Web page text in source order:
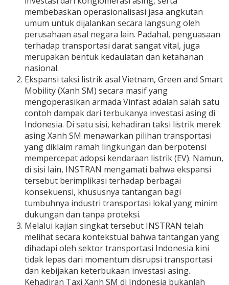
membebaskan operasionalisasi jasa angkutan
umum untuk dijalankan secara langsung oleh
perusahaan asal negara lain. Padahal, penguasaan
terhadap transportasi darat sangat vital, juga
merupakan bentuk kedaulatan dan ketahanan
nasional.
Ekspansi taksi listrik asal Vietnam, Green and Smart
Mobility (Xanh SM) secara masif yang
mengoperasikan armada Vinfast adalah salah satu
contoh dampak dari terbukanya investasi asing di
Indonesia. Di satu sisi, kehadiran taksi listrik merek
asing Xanh SM menawarkan pilihan transportasi
yang diklaim ramah lingkungan dan berpotensi
mempercepat adopsi kendaraan listrik (EV). Namun,
di sisi lain, INSTRAN mengamati bahwa ekspansi
tersebut berimplikasi terhadap berbagai
konsekuensi, khususnya tantangan bagi
tumbuhnya industri transportasi lokal yang minim
dukungan dan tanpa proteksi.
Melalui kajian singkat tersebut INSTRAN telah
melihat secara kontekstual bahwa tantangan yang
dihadapi oleh sektor transportasi Indonesia kini
tidak lepas dari momentum disrupsi transportasi
dan kebijakan keterbukaan investasi asing.
Kehadiran Taxi Xanh SM di Indonesia bukanlah